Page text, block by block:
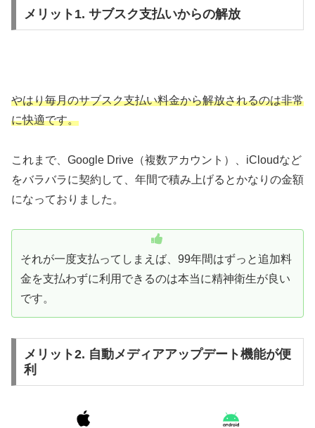
メリット1. サブスク支払いからの解放
やはり毎月のサブスク支払い料金から解放されるのは非常
に快適です。
これまで、Google Drive（複数アカウント）、iCloudなど
をバラバラに契約して、年間で積み上げるとかなりの金額
になっておりました。
それが一度支払ってしまえば、99年間はずっと追加料
金を支払わずに利用できるのは本当に精神衛生が良い
です。
メリット2. 自動メディアアップデート機能が便
利